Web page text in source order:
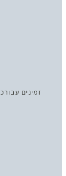
זמינים